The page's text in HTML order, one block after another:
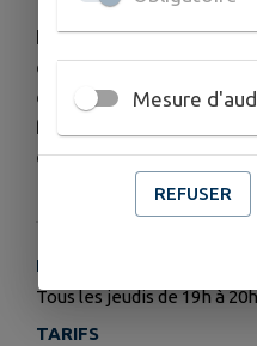
Le principe de l’AMAP
commande sur une
donner une lisibilité
fournissent. L’AMAP
d’engagement de 4
HORAIRES
Tous les jeudis de 19h à 20h
TARIFS
Mesure
REFUSER